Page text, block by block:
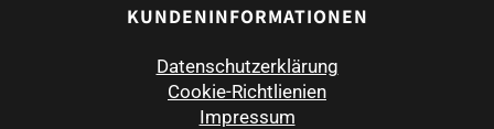
KUNDENINFORMATIONEN
Datenschutzerklärung
Cookie-Richtlienien
Impressum